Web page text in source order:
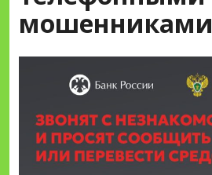
мошенниками